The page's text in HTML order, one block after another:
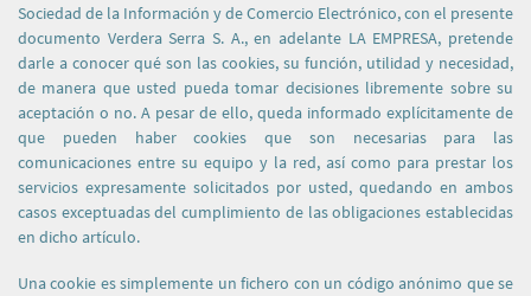
Sociedad de la Información y de Comercio Electrónico, con el presente
documento Verdera Serra S. A., en adelante LA EMPRESA, pretende
darle a conocer qué son las cookies, su función, utilidad y necesidad,
de manera que usted pueda tomar decisiones libremente sobre su
aceptación o no. A pesar de ello, queda informado explícitamente de
que pueden haber cookies que son necesarias para las
comunicaciones entre su equipo y la red, así como para prestar los
servicios expresamente solicitados por usted, quedando en ambos
casos exceptuadas del cumplimiento de las obligaciones establecidas
en dicho artículo.
Una cookie es simplemente un fichero con un código anónimo que se